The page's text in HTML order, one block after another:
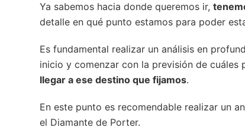
Ya sabemos hacia donde queremos ir,
detalle en qué punto estamos para poder
Es fundamental realizar un análisis en
inicio y comenzar con la previsión de cuáles
llegar a ese destino que fijamos.
En este punto es recomendable realizar un
el Diamante de Porter.